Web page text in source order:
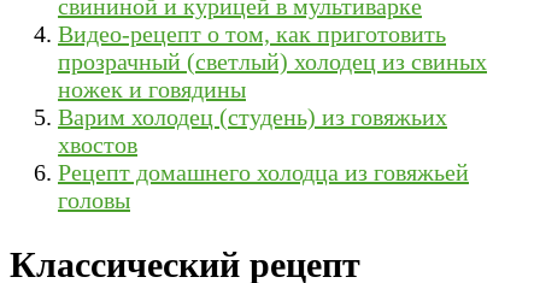
свининой и курицей в мультиварке
Видео-рецепт о том, как приготовить
прозрачный (светлый) холодец из свиных
ножек и говядины
Варим холодец (студень) из говяжьих
хвостов
Рецепт домашнего холодца из говяжьей
головы
Классический рецепт